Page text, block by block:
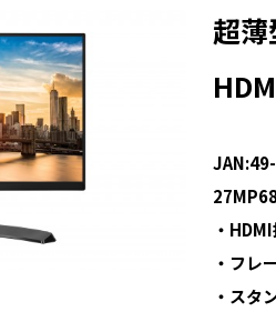
超
・
・フレ
・スタ